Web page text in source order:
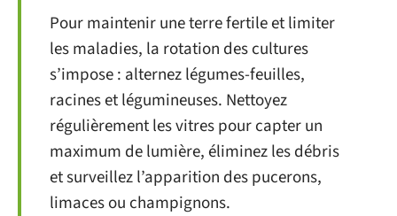
Pour maintenir une terre fertile et limiter
les maladies, la rotation des cultures
s’impose : alternez légumes-feuilles,
racines et légumineuses. Nettoyez
régulièrement les vitres pour capter un
maximum de lumière, éliminez les débris
et surveillez l’apparition des pucerons,
limaces ou champignons.